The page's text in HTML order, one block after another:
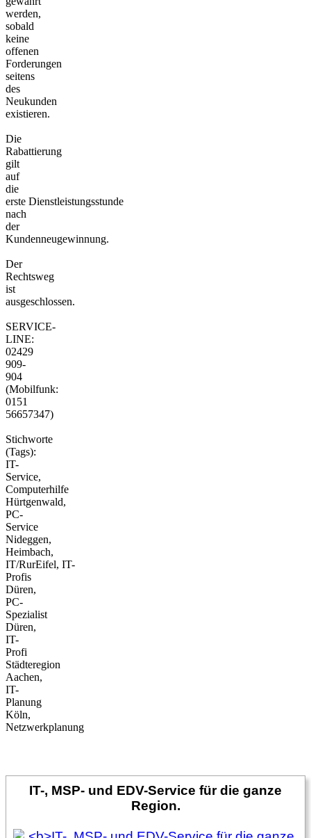
werden,
sobald
keine
offenen
Forderungen
seitens
des
Neukunden
existieren.
Die
Rabattierung
gilt
auf
die
erste Dienstleistungsstunde
nach
der
Kundenneugewinnung.
Der
Rechtsweg
ist
ausgeschlossen.
SERVICE-
LINE:
02429
909-
904
(Mobilfunk:
0151
56657347)
Stichworte
(Tags):
IT-
Service,
Computerhilfe
Hürtgenwald,
PC-
Service
Nideggen,
Heimbach,
IT/RurEifel, IT-
Profis
Düren,
PC-
Spezialist
Düren,
IT-
Profi
Städteregion
Aachen,
IT-
Planung
Köln,
Netzwerkplanung
IT-, MSP- und EDV-Service für die ganze
Region.